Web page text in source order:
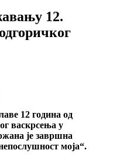
12.
12 година од
васкрсења у
је завршна
моја“.